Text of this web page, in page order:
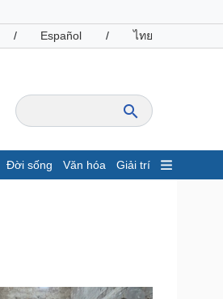
/ Español / ไทย
Đời sống Văn hóa Giải trí
Giá cà phê